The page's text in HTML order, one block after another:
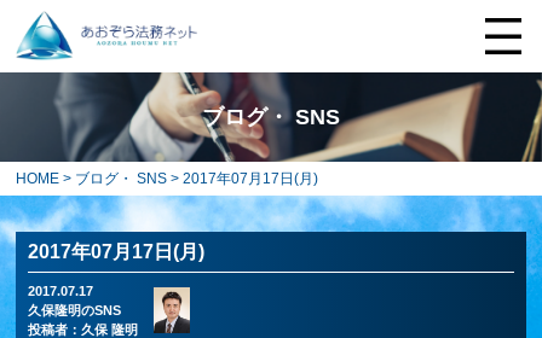
ブログ・ SNS
HOME > ブログ・ SNS > 2017年07月17日(月)
2017年07月17日(月)
2017.07.17
久保隆明のSNS
投稿者：久保 隆明